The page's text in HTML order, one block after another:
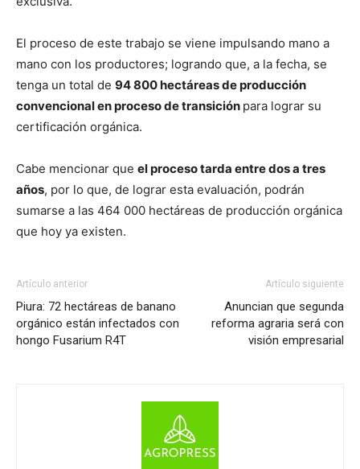
El proceso de este trabajo se viene impulsando mano a
mano con los productores; logrando que, a la fecha, se
tenga un total de 94 800 hectáreas de producción
convencional en proceso de transición para lograr su
certificación orgánica.
Cabe mencionar que el proceso tarda entre dos a tres
años, por lo que, de lograr esta evaluación, podrán
sumarse a las 464 000 hectáreas de producción orgánica
que hoy ya existen.
Artículo anterior
Piura: 72 hectáreas de banano
orgánico están infectados con
hongo Fusarium R4T
Artículo siguiente
Anuncian que segunda
reforma agraria será con
visión empresarial